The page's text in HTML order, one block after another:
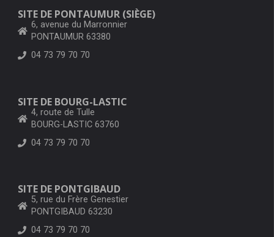
SITE DE PONTAUMUR (SIÈGE)
6, avenue du Marronnier
PONTAUMUR 63380
04 73 79 70 70
SITE DE BOURG-LASTIC
4, route de Tulle
BOURG-LASTIC 63760
04 73 79 70 70
SITE DE PONTGIBAUD
5, rue du Frère Genestier
PONTGIBAUD 63230
04 73 79 70 70